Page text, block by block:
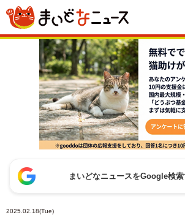
まいどなニュースをGoogle検
2025.02.18(Tue)